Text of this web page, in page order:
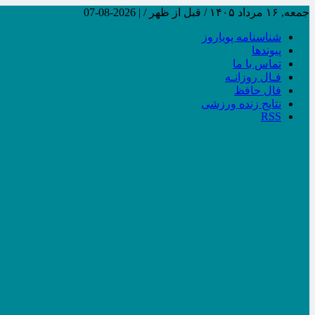
جمعه, ۱۶ مرداد ۱۴۰۵ / قبل از ظهر / |
2026-08-07
شناسنامه پویاروز
پیوندها
تماس با ما
فـال روزانـه
فال حافظ
نتایج زنده ورزشی
RSS